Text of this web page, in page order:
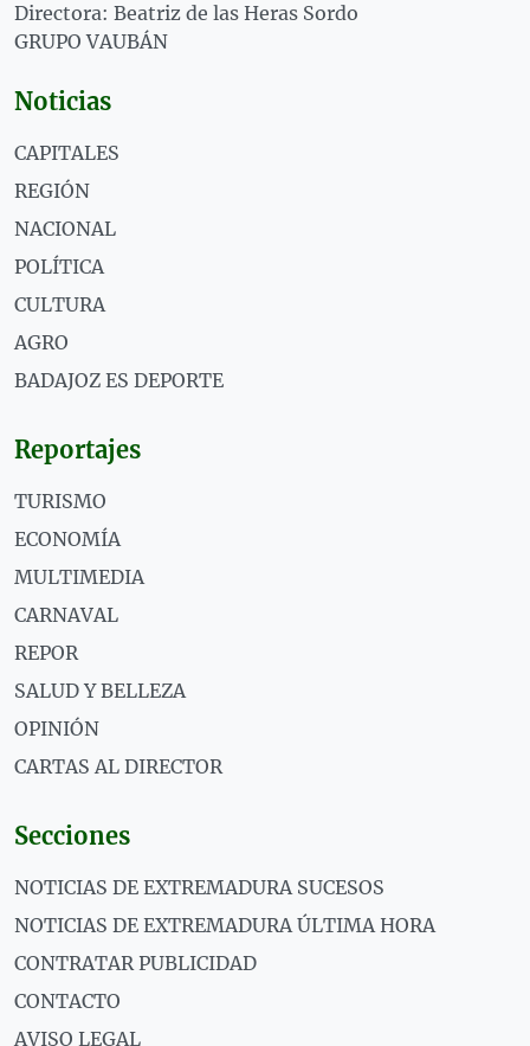
Directora: Beatriz de las Heras Sordo
GRUPO VAUBÁN
Noticias
CAPITALES
REGIÓN
NACIONAL
POLÍTICA
CULTURA
AGRO
BADAJOZ ES DEPORTE
Reportajes
TURISMO
ECONOMÍA
MULTIMEDIA
CARNAVAL
REPOR
SALUD Y BELLEZA
OPINIÓN
CARTAS AL DIRECTOR
Secciones
NOTICIAS DE EXTREMADURA SUCESOS
NOTICIAS DE EXTREMADURA ÚLTIMA HORA
CONTRATAR PUBLICIDAD
CONTACTO
AVISO LEGAL